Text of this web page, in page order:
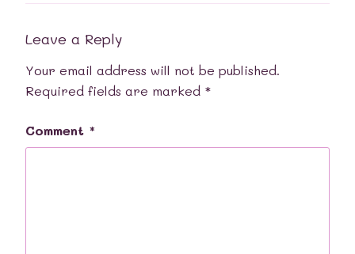
Leave a Reply
Your email address will not be published.
Required fields are marked *
Comment *